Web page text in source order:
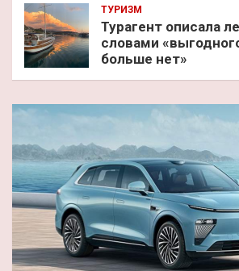
ТУРИЗМ
Турагент описала
словами
больше нет»